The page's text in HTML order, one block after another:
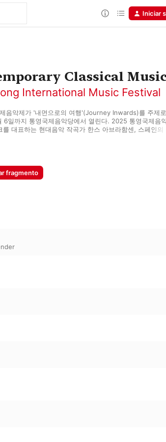
Iniciar
Classical
International Music Festival
음악제가 '내면으로의 여행'(Journey Inwards)를 주제
6일까지 통영국제음악당에서 열린다. 2025 통영국제음
를 대표하는 현대음악 작곡가 한스 아브라함센, 스페인의
International Music Festival (TIMF) 2025, themed
fragmento